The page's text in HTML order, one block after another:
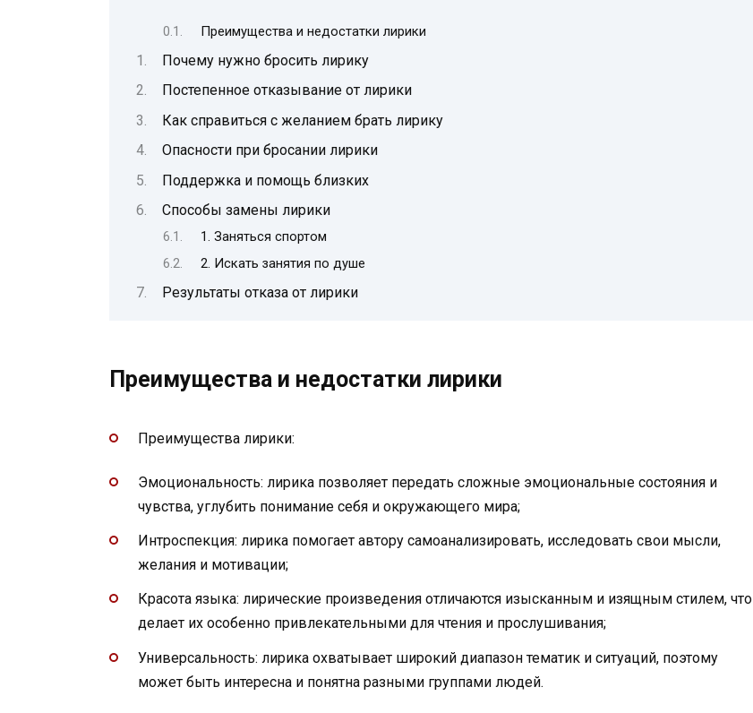
Преимущества и недостатки лирики
Почему нужно бросить лирику
Постепенное отказывание от лирики
Как справиться с желанием брать лирику
Опасности при бросании лирики
Поддержка и помощь близких
Способы замены лирики
1. Заняться спортом
2. Искать занятия по душе
Результаты отказа от лирики
Преимущества и недостатки лирики
Преимущества лирики:
Эмоциональность: лирика позволяет передать сложные эмоциональные состояния и
чувства, углубить понимание себя и окружающего мира;
Интроспекция: лирика помогает автору самоанализировать, исследовать свои мысли,
желания и мотивации;
Красота языка: лирические произведения отличаются изысканным и изящным стилем, что
делает их особенно привлекательными для чтения и прослушивания;
Универсальность: лирика охватывает широкий диапазон тематик и ситуаций, поэтому
может быть интересна и понятна разными группами людей.